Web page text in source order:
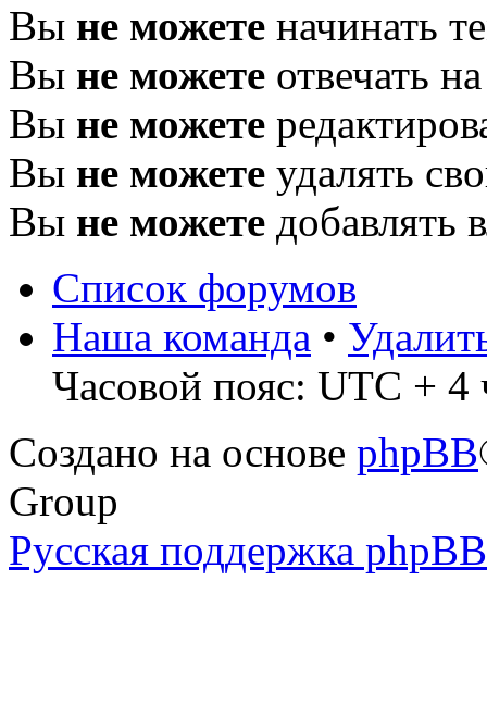
Вы не можете начинать
Вы не можете отвечать
Вы не можете
Вы не можете удалять
Вы не можете добавлять
Список форумов
Наша команда •
Часовой пояс: UTC + 4
Создано на основе phpBB
Group
Русская поддержка phpBB